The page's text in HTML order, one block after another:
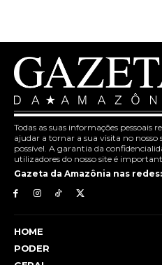
Todas as suas informações pessoais
ajudar a tornar a sua visita no
possível. A garantia da
utilizadores do nosso site é
Gazeta da Amazônia nas redes:
HOME
PODER